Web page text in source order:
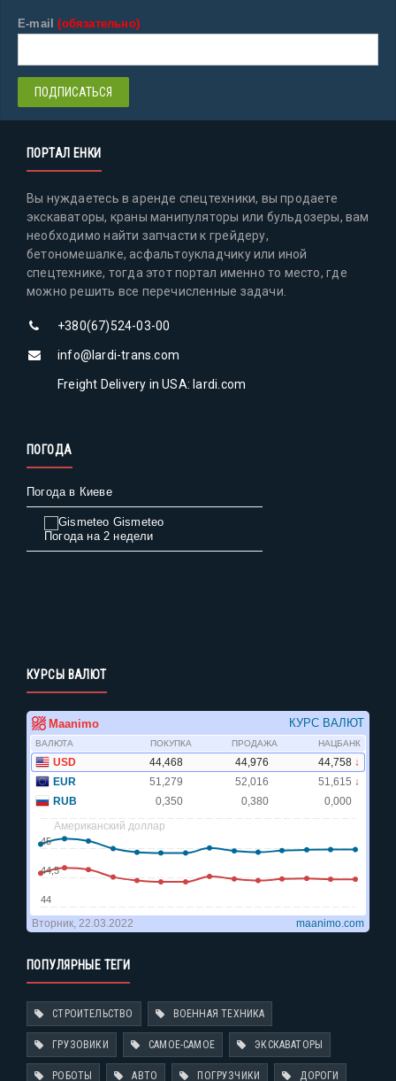
E-mail(обязательно)
ПОРТАЛ ЕНКИ
Вы нуждаетесь в аренде спецтехники, вы продаете
экскаваторы, краны манипуляторы или бульдозеры, вам
необходимо найти запчасти к грейдеру,
бетономешалке, асфальтоукладчику или иной
спецтехнике, тогда этот портал именно то место, где
можно решить все перечисленные задачи.
+380(67)524-03-00
info@lardi-trans.com
Freight Delivery in USA: lardi.com
ПОГОДА
Погода в Киеве
Gismeteo
Погода на 2 недели
КУРСЫ ВАЛЮТ
ПОПУЛЯРНЫЕ ТЕГИ
СТРОИТЕЛЬСТВО ВОЕННАЯ ТЕХНИКА
ГРУЗОВИКИ САМОЕ-САМОЕ ЭКСКАВАТОРЫ
РОБОТЫ АВТО ПОГРУЗЧИКИ ДОРОГИ